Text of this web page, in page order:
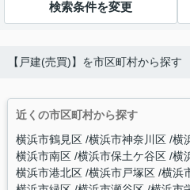
検索条件を変更
【戸建(売買)】を市区町村から探す
近くの市区町村から探す
横浜市鶴見区 横浜市神奈川区 横
横浜市南区 横浜市保土ケ谷区 横
横浜市港北区 横浜市戸塚区 横浜